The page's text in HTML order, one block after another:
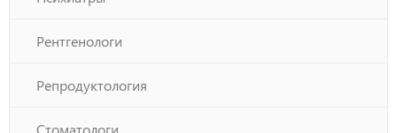
Рентгенологи
Репродуктология
Стоматологи